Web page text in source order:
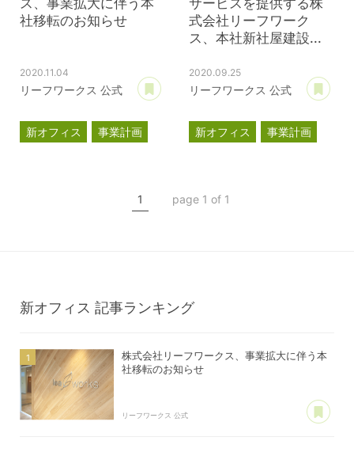
社移転のお知らせ
2020.11.04
リーフワークス 公式
あとで読む
新オフィス
事業計画
式会社リーフワーク
ス、本社新社屋建設...
2020.09.25
リーフワークス 公式
新オフィス
事業計画
1 page 1 of 1
新オフィス 記事ランキング
株式会社リーフワークス、事業拡大に伴う本
社移転のお知らせ
リーフワークス 公式